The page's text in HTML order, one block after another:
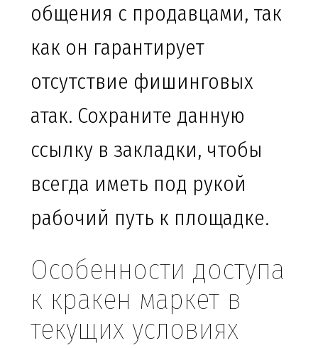
общения с продавцами, так
как он гарантирует
отсутствие фишинговых
атак. Сохраните данную
ссылку в закладки, чтобы
всегда иметь под рукой
рабочий путь к площадке.
Особенности доступа
к кракен маркет в
текущих условиях